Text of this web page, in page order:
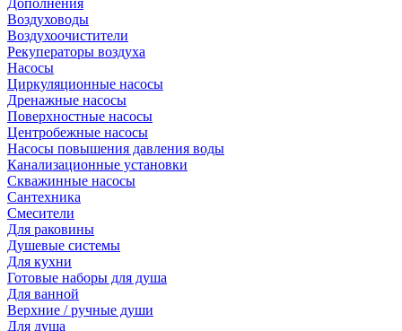
Дополнения
Воздуховоды
Воздухоочистители
Рекуператоры воздуха
Насосы
Циркуляционные насосы
Дренажные насосы
Поверхностные насосы
Центробежные насосы
Насосы повышения давления воды
Канализационные установки
Скважинные насосы
Сантехника
Смесители
Для раковины
Душевые системы
Для кухни
Готовые наборы для душа
Для ванной
Верхние / ручные души
Для душа